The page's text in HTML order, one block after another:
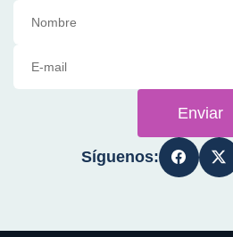
Enviar
Síguenos: